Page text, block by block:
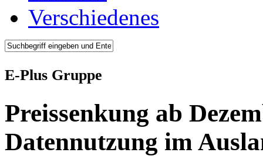
Verschiedenes
E-Plus Gruppe
Preissenkung ab
Datennutzung im